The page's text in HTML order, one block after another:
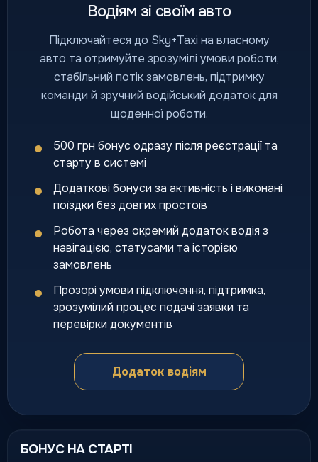
Водіям зі своїм авто
Підключайтеся до Sky+Taxi на власному
авто та отримуйте зрозумілі умови роботи,
стабільний потік замовлень, підтримку
команди й зручний водійський додаток для
щоденної роботи.
500 грн бонус одразу після реєстрації та
старту в системі
Додаткові бонуси за активність і виконані
поїздки без довгих простоїв
Робота через окремий додаток водія з
навігацією, статусами та історією
замовлень
Прозорі умови підключення, підтримка,
зрозумілий процес подачі заявки та
перевірки документів
Додаток водіям
БОНУС НА СТАРТІ